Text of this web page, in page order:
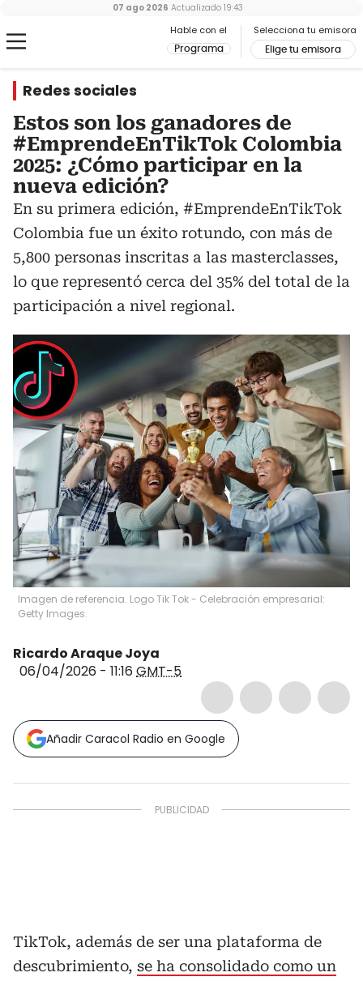
Hable con el
Programa
Selecciona tu emisora
Elige tu emisora
07 ago 2026 Actualizado 19:43
Redes sociales
Estos son los ganadores de
#EmprendeEnTikTok Colombia
2025: ¿Cómo participar en la
nueva edición?
En su primera edición, #EmprendeEnTikTok
Colombia fue un éxito rotundo, con más de
5,800 personas inscritas a las masterclasses,
lo que representó cerca del 35% del total de la
participación a nivel regional.
Imagen de referencia. Logo Tik Tok - Celebración empresarial:
Getty Images.
Ricardo Araque Joya
06/04/2026 - 11:16 GMT-5
Añadir Caracol Radio en Google
TikTok, además de ser una plataforma de
descubrimiento, se ha consolidado como un